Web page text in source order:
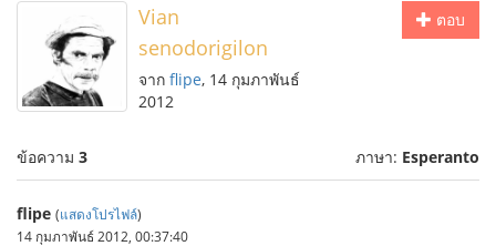
ตอบ
Vian
senodorigilon
จาก flipe, 14 กุมภาพันธ์
2012
ข้อความ 3 ภาษา: Esperanto
flipe (แสดงโปรไฟล์)
14 กุมภาพันธ์ 2012, 00:37:40